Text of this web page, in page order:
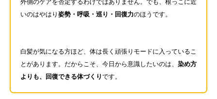
外側のケアを否定するわけではありません。でも、根っこに近
いのはやはり 姿勢・呼吸・巡り・回復力のほうです。
白髪が気になる方ほど、体は長く頑張りモードに入っているこ
とがあります。だからこそ、今日から意識したいのは、 染め方
よりも、回復できる体づくりです。